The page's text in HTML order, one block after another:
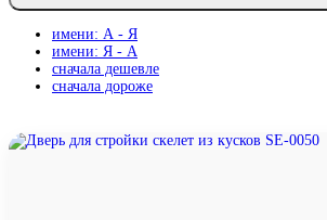
имени: А - Я
имени: Я - А
сначала дешевле
сначала дороже